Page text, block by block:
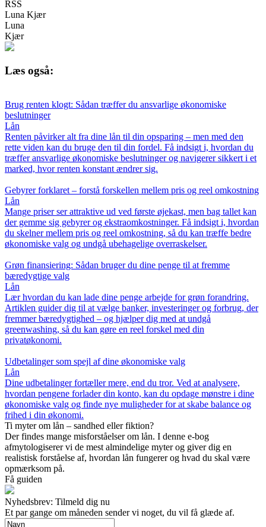
RSS
Luna Kjær
Luna
Kjær
Læs også:
Brug renten klogt: Sådan træffer du ansvarlige økonomiske
beslutninger
Lån
Renten påvirker alt fra dine lån til din opsparing – men med den
rette viden kan du bruge den til din fordel. Få indsigt i, hvordan du
træffer ansvarlige økonomiske beslutninger og navigerer sikkert i et
marked, hvor renten konstant ændrer sig.
Gebyrer forklaret – forstå forskellen mellem pris og reel omkostning
Lån
Mange priser ser attraktive ud ved første øjekast, men bag tallet kan
der gemme sig gebyrer og ekstraomkostninger. Få indsigt i, hvordan
du skelner mellem pris og reel omkostning, så du kan træffe bedre
økonomiske valg og undgå ubehagelige overraskelser.
Grøn finansiering: Sådan bruger du dine penge til at fremme
bæredygtige valg
Lån
Lær hvordan du kan lade dine penge arbejde for grøn forandring.
Artiklen guider dig til at vælge banker, investeringer og forbrug, der
fremmer bæredygtighed – og hjælper dig med at undgå
greenwashing, så du kan gøre en reel forskel med din
privatøkonomi.
Udbetalinger som spejl af dine økonomiske valg
Lån
Dine udbetalinger fortæller mere, end du tror. Ved at analysere,
hvordan pengene forlader din konto, kan du opdage mønstre i dine
økonomiske valg og finde nye muligheder for at skabe balance og
frihed i din økonomi.
Ti myter om lån – sandhed eller fiktion?
Der findes mange misforståelser om lån. I denne e-bog
afmytologiserer vi de mest almindelige myter og giver dig en
realistisk forståelse af, hvordan lån fungerer og hvad du skal være
opmærksom på.
Få guiden
Nyhedsbrev: Tilmeld dig nu
Et par gange om måneden sender vi noget, du vil få glæde af.